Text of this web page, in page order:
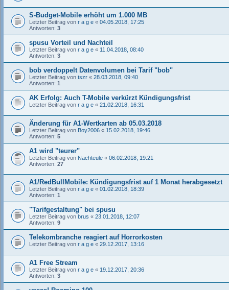
S-Budget-Mobile erhöht um 1.000 MB
Letzter Beitrag von r a g e « 04.05.2018, 17:25
Antworten: 3
spusu Vorteil und Nachteil
Letzter Beitrag von r a g e « 11.04.2018, 08:40
Antworten: 3
bob verdoppelt Datenvolumen bei Tarif "bob"
Letzter Beitrag von tszr « 28.03.2018, 09:40
Antworten: 1
AK Erfolg: Auch T-Mobile verkürzt Kündigungsfrist
Letzter Beitrag von r a g e « 21.02.2018, 16:31
Änderung für A1-Wertkarten ab 05.03.2018
Letzter Beitrag von Boy2006 « 15.02.2018, 19:46
Antworten: 5
A1 wird "teurer"
Letzter Beitrag von Nachteule « 06.02.2018, 19:21
Antworten: 27
A1/RedBullMobile: Kündigungsfrist auf 1 Monat herabgesetzt
Letzter Beitrag von r a g e « 01.02.2018, 18:39
Antworten: 1
"Tarifgestaltung" bei spusu
Letzter Beitrag von brus « 23.01.2018, 12:07
Antworten: 9
Telekombranche reagiert auf Horrorkosten
Letzter Beitrag von r a g e « 29.12.2017, 13:16
A1 Free Stream
Letzter Beitrag von r a g e « 19.12.2017, 20:36
Antworten: 3